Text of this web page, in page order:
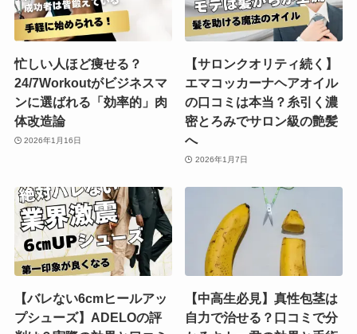
忙しい人ほど痩せる？
24/7Workoutがビジネスマ
ンに選ばれる「効率的」肉
体改造論
2026年1月16日
【サロンクオリティ続く】
エマコッカーナヘアオイル
の口コミは本当？糸引く濃
密とろみでサロン級の艶髪
へ
2026年1月7日
【バレない6cmヒールアッ
プシューズ】ADELOの評
【中高生必見】真性包茎は
自力で治せる？口コミで分